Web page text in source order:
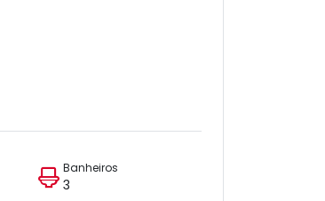
Banheiros
3